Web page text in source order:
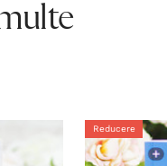
Reducere